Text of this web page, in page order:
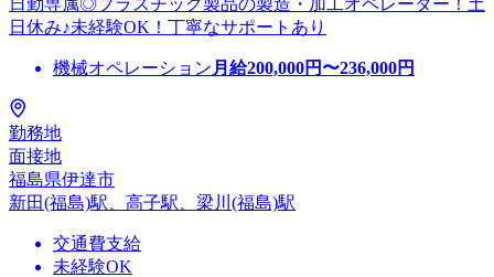
日休み♪未経験OK！丁寧なサポートあり
機械オペレーション 月給200,000円〜236,000円
勤務地
面接地
福島県伊達市
新田(福島)駅、高子駅、梁川(福島)駅
交通費支給
未経験OK